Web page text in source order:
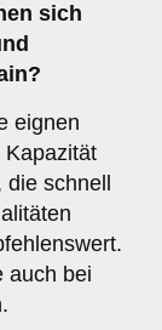
sich
eignen
Kapazität
schnell
auch bei